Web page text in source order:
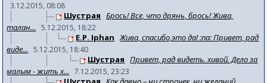
3.12.2015, 08:08
Шустрая Брось! Все, что дрянь, брось! Жива,
талан...
5.12.2015, 18:22
E.P. Iphan Жива, спасибо,это да! :na: Привет, рад
виде...
5.12.2015, 18:40
Шустрая Привет, рад видеть. хивой. Дело за
малым - жить х...
7.12.2015, 23:23